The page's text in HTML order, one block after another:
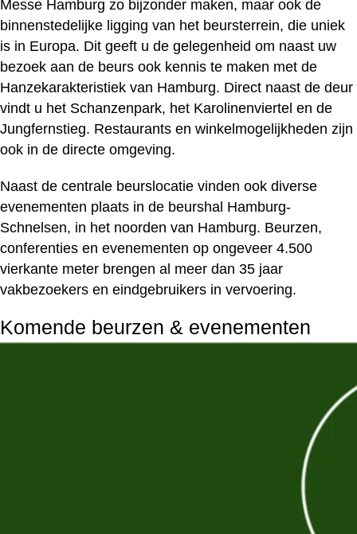
Messe Hamburg zo bijzonder maken, maar ook de
binnenstedelijke ligging van het beursterrein, die uniek
is in Europa. Dit geeft u de gelegenheid om naast uw
bezoek aan de beurs ook kennis te maken met de
Hanzekarakteristiek van Hamburg. Direct naast de deur
vindt u het Schanzenpark, het Karolinenviertel en de
Jungfernstieg. Restaurants en winkelmogelijkheden zijn
ook in de directe omgeving.
Naast de centrale beurslocatie vinden ook diverse
evenementen plaats in de beurshal Hamburg-
Schnelsen, in het noorden van Hamburg. Beurzen,
conferenties en evenementen op ongeveer 4.500
vierkante meter brengen al meer dan 35 jaar
vakbezoekers en eindgebruikers in vervoering.
Komende beurzen & evenementen